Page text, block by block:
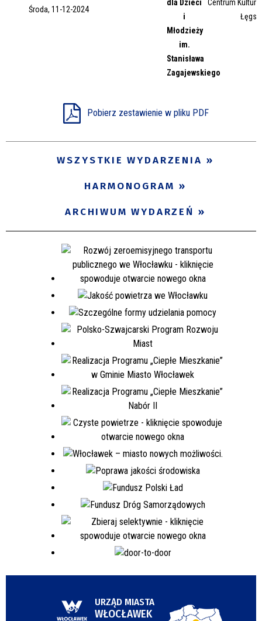
Miejsce
Środa, 11-12-2024
dla Dzieci
i
Młodzieży
im.
Stanisława
Zagajewskiego
Centrum Kultury
Pobierz zestawienie w pliku PDF
WSZYSTKIE WYDARZENIA
HARMONOGRAM
ARCHIWUM WYDARZEŃ
URZĄD MIASTA
WŁOCŁAWEK